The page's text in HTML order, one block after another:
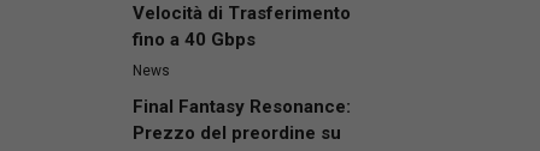
Velocità di Trasferimento
fino a 40 Gbps
News
Final Fantasy Resonance:
Prezzo del preordine su